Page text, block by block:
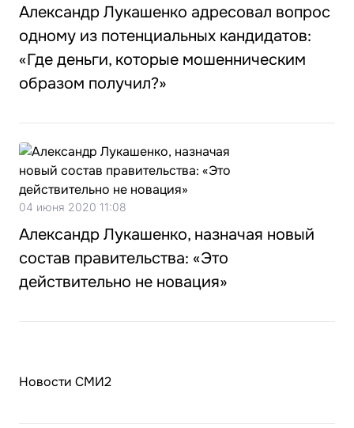
Александр Лукашенко адресовал вопрос
одному из потенциальных кандидатов:
«Где деньги, которые мошенническим
образом получил?»
04 июня 2020 11:08
Александр Лукашенко, назначая новый
состав правительства: «Это
действительно не новация»
Новости СМИ2